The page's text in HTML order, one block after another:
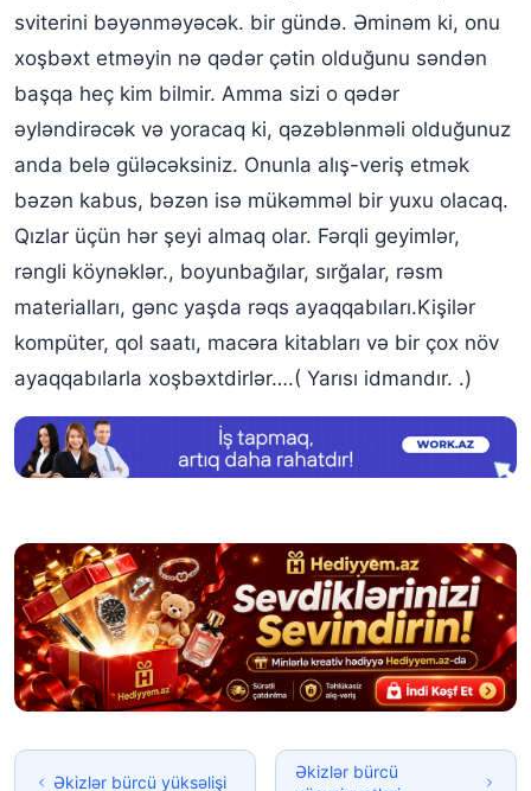
sviterini bəyənməyəcək. bir gündə. Əminəm ki, onu
xoşbəxt etməyin nə qədər çətin olduğunu səndən
başqa heç kim bilmir. Amma sizi o qədər
əyləndirəcək və yoracaq ki, qəzəblənməli olduğunuz
anda belə güləcəksiniz. Onunla alış-veriş etmək
bəzən kabus, bəzən isə mükəmməl bir yuxu olacaq.
Qızlar üçün hər şeyi almaq olar. Fərqli geyimlər,
rəngli köynəklər., boyunbağılar, sırğalar, rəsm
materialları, gənc yaşda rəqs ayaqqabıları.Kişilər
kompüter, qol saatı, macəra kitabları və bir çox növ
ayaqqabılarla xoşbəxtdirlər….( Yarısı idmandır. .)
Əkizlər bürcü yüksəlişi
Əkizlər bürcü